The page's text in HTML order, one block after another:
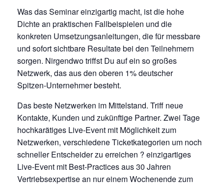
Was das Seminar einzigartig macht, ist die hohe
Dichte an praktischen Fallbeispielen und die
konkreten Umsetzungsanleitungen, die für messbare
und sofort sichtbare Resultate bei den Teilnehmern
sorgen. Nirgendwo triffst Du auf ein so großes
Netzwerk, das aus den oberen 1% deutscher
Spitzen-Unternehmer besteht.
Das beste Netzwerken im Mittelstand. Triff neue
Kontakte, Kunden und zukünftige Partner. Zwei Tage
hochkarätiges Live-Event mit Möglichkeit zum
Netzwerken, verschiedene Ticketkategorien um noch
schneller Entscheider zu erreichen ? einzigartiges
Live-Event mit Best-Practices aus 30 Jahren
Vertriebsexpertise an nur einem Wochenende zum